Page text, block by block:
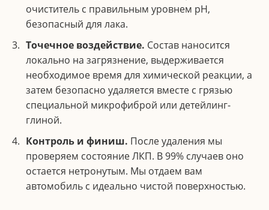
очиститель с правильным уровнем pH,
безопасный для лака.
Точечное воздействие. Состав наносится
локально на загрязнение, выдерживается
необходимое время для химической реакции, а
затем безопасно удаляется вместе с грязью
специальной микрофиброй или детейлинг-
глиной.
Контроль и финиш. После удаления мы
проверяем состояние ЛКП. В 99% случаев оно
остается нетронутым. Мы отдаем вам
автомобиль с идеально чистой поверхностью.